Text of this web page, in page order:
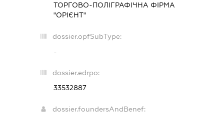
ТОРГОВО-ПОЛІГРАФІЧНА ФІРМА
"ОРІЄНТ"
dossier.opfSubType:
-
dossier.edrpo:
33532887
dossier.foundersAndBenef: